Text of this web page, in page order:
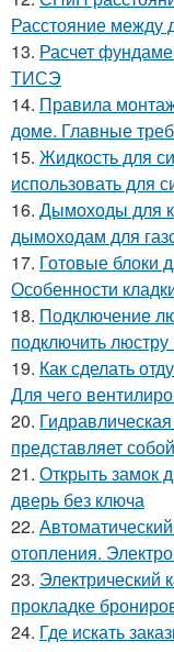
Расстояние между
13. Расчет
ТИСЭ
14. Правила
доме. Главные
15. Жидкость для
использовать для
16. Дымоходы для
дымоходам для
17. Готовые блоки
Особенности
18. Подключение
подключить
19. Как сделать
Для чего
20.
представляет
21. Открыть замок
дверь без ключа
22.
отопления.
23. Электрический
прокладке
24. Где искать